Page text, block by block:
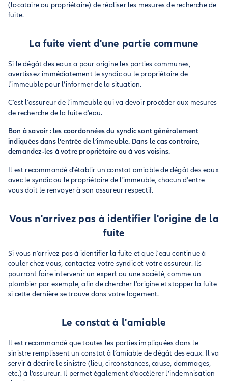
(locataire ou propriétaire) de réaliser les mesures de recherche de
fuite.
La fuite vient d'une partie commune
Si le dégât des eaux a pour origine les parties communes,
avertissez immédiatement le syndic ou le propriétaire de
l'immeuble pour l’informer de la situation.
C'est l'assureur de l'immeuble qui va devoir procéder aux mesures
de recherche de la fuite d'eau.
Bon à savoir : les coordonnées du syndic sont généralement
indiquées dans l'entrée de l’immeuble. Dans le cas contraire,
demandez-les à votre propriétaire ou à vos voisins.
Il est recommandé d'établir un constat amiable de dégât des eaux
avec le syndic ou le propriétaire de l'immeuble, chacun d'entre
vous doit le renvoyer à son assureur respectif.
Vous n'arrivez pas à identifier l'origine de la
fuite
Si vous n'arrivez pas à identifier la fuite et que l'eau continue à
couler chez vous, contactez votre syndic et votre assureur. Ils
pourront faire intervenir un expert ou une société, comme un
plombier par exemple, afin de chercher l'origine et stopper la fuite
si cette dernière se trouve dans votre logement.
Le constat à l'amiable
Il est recommandé que toutes les parties impliquées dans le
sinistre remplissent un constat à l’amiable de dégât des eaux. Il va
servir à décrire le sinistre (lieu, circonstances, cause, dommages,
etc.) à l’assureur. Il permet également d’accélérer l’indemnisation